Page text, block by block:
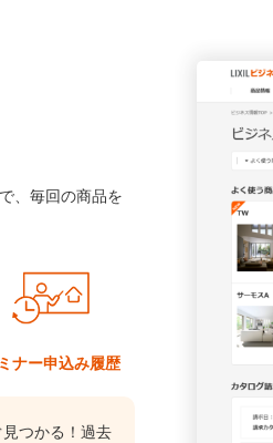
、毎回の商品を
ナー申込み履歴
つかる！過去